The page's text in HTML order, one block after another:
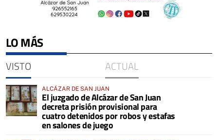
LO MÁS
VISTO ACTUAL
ALCÁZAR DE SAN JUAN
El juzgado de Alcázar de San Juan
decreta prisión provisional para
cuatro detenidos por robos y estafas
en salones de juego